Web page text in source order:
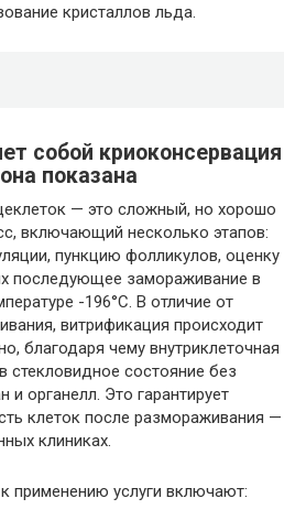
кристаллов льда.
собой криоконсервация
показана
— это сложный, но хорошо
включающий несколько этапов:
пункцию фолликулов, оценку
последующее замораживание в
-196°C. В отличие от
витрификация происходит
благодаря чему внутриклеточная
стекловидное состояние без
органелл. Это гарантирует
клеток после размораживания —
клиниках.
применению услуги включают: